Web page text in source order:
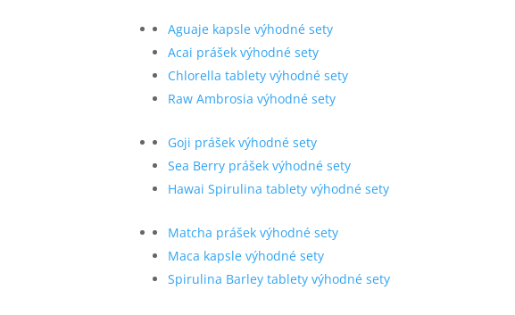
Aguaje kapsle výhodné sety
Acai prášek výhodné sety
Chlorella tablety výhodné sety
Raw Ambrosia výhodné sety
Goji prášek výhodné sety
Sea Berry prášek výhodné sety
Hawai Spirulina tablety výhodné sety
Matcha prášek výhodné sety
Maca kapsle výhodné sety
Spirulina Barley tablety výhodné sety